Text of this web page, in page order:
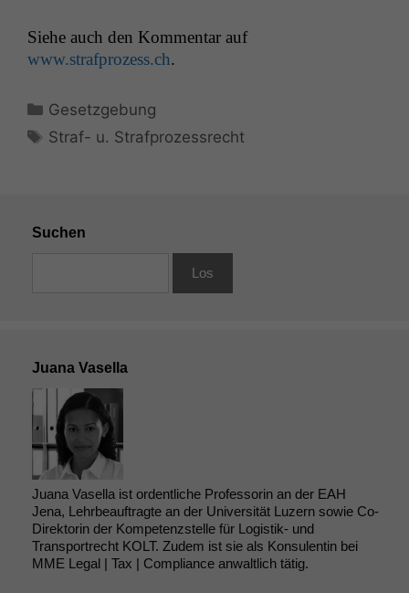
Siehe auch den Kom­men­tar auf
www.strafprozess.ch.
Kategorien
Gesetzgebung
Schlagwörter
Straf- u. Strafprozessrecht
Suchen
Juana Vasella
Juana Vasella ist ordentliche Professorin an der EAH
Jena, Lehrbeauftragte an der Universität Luzern sowie Co-
Direktorin der Kompetenzstelle für Logistik- und
Transportrecht KOLT. Zudem ist sie als Konsulentin bei
MME Legal | Tax | Compliance anwaltlich tätig.